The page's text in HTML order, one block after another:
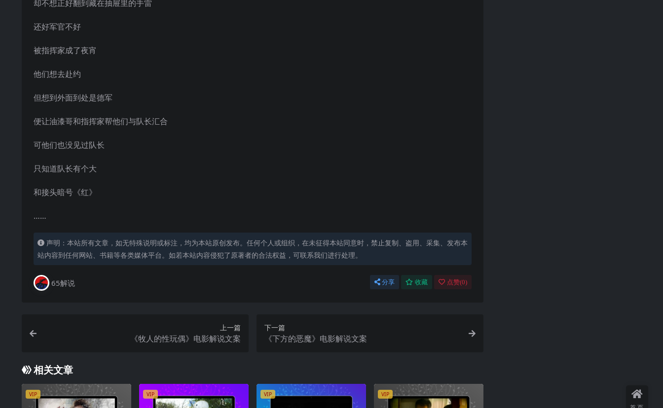
却不想正好翻到藏在抽屉里的手雷
还好军官不好
被指挥家成了夜宵
他们想去赴约
但想到外面到处是德军
便让油漆哥和指挥家帮他们与队长汇合
可他们也没见过队长
只知道队长有个大
和接头暗号《红》
……
声明：本站所有文章，如无特殊说明或标注，均为本站原创发布。任何个人或组织，在未征得本站同意时，禁止复制、盗用、采集、发布本
站内容到任何网站、书籍等各类媒体平台。如若本站内容侵犯了原著者的合法权益，可联系我们进行处理。
65解说 分享 收藏 点赞(0)
上一篇
《牧人的性玩偶》电影解说文案
下一篇
《下方的恶魔》电影解说文案
相关文章
VIP VIP VIP VIP